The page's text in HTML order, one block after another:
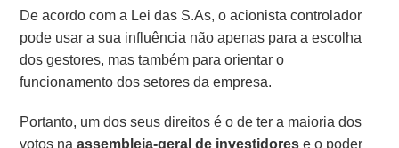
De acordo com a Lei das S.As, o acionista controlador
pode usar a sua influência não apenas para a escolha
dos gestores, mas também para orientar o
funcionamento dos setores da empresa.
Portanto, um dos seus direitos é o de ter a maioria dos